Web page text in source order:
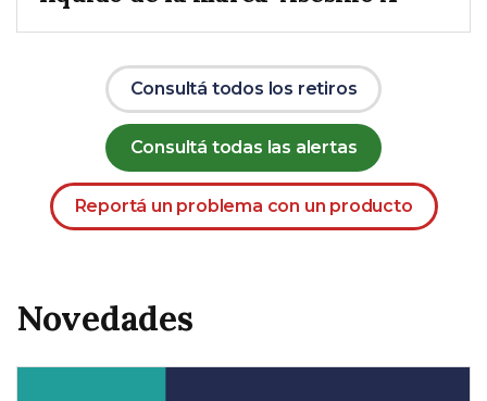
Consultá todos los retiros
Consultá todas las alertas
Reportá un problema con un producto
Novedades